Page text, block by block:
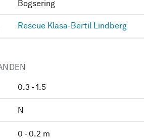
Bogsering
Rescue Klasa-Bertil Lindberg
0.3 - 1.5
N
0 - 0.2 m